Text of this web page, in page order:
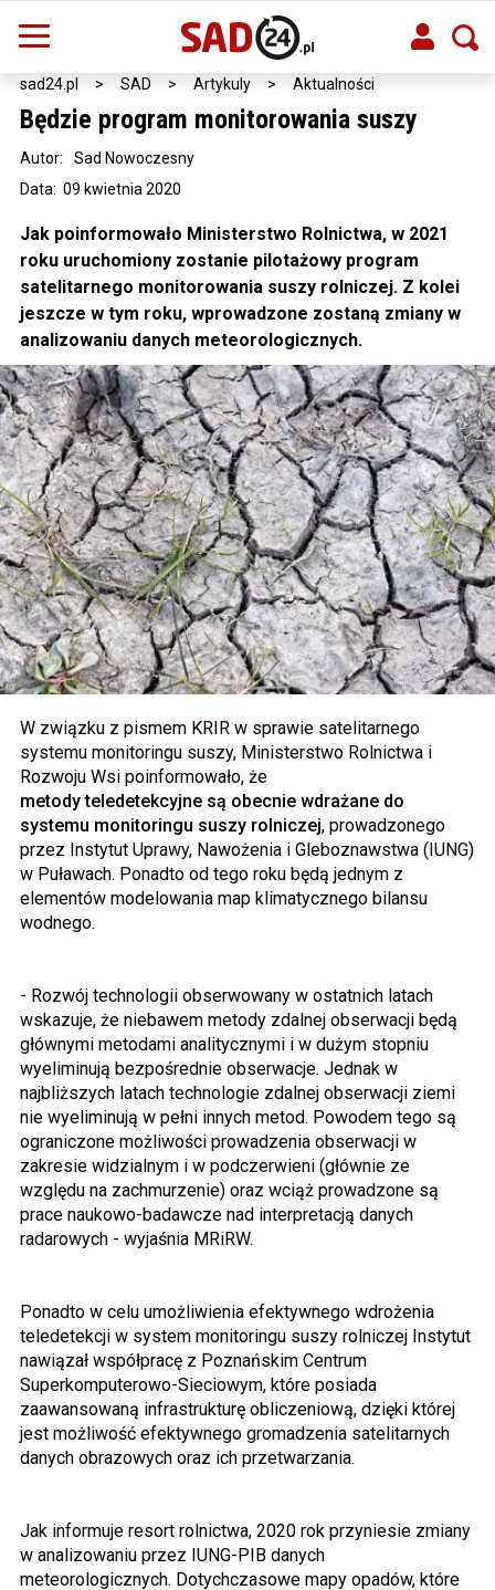
sad24.pl > SAD > Artykuly > Aktualności
Będzie program monitorowania suszy
Data: 09 kwietnia 2020
Autor: Sad Nowoczesny
Jak poinformowało Ministerstwo Rolnictwa, w 2021
roku uruchomiony zostanie pilotażowy program
satelitarnego monitorowania suszy rolniczej. Z kolei
jeszcze w tym roku, wprowadzone zostaną zmiany w
analizowaniu danych meteorologicznych.
W związku z pismem KRIR w sprawie satelitarnego
systemu monitoringu suszy, Ministerstwo Rolnictwa i
Rozwoju Wsi poinformowało, że
metody teledetekcyjne są obecnie wdrażane do
systemu monitoringu suszy rolniczej, prowadzonego
przez Instytut Uprawy, Nawożenia i Gleboznawstwa (IUNG)
w Puławach. Ponadto od tego roku będą jednym z
elementów modelowania map klimatycznego bilansu
wodnego.
- Rozwój technologii obserwowany w ostatnich latach
wskazuje, że niebawem metody zdalnej obserwacji będą
głównymi metodami analitycznymi i w dużym stopniu
wyeliminują bezpośrednie obserwacje. Jednak w
najbliższych latach technologie zdalnej obserwacji ziemi
nie wyeliminują w pełni innych metod. Powodem tego są
ograniczone możliwości prowadzenia obserwacji w
zakresie widzialnym i w podczerwieni (głównie ze
względu na zachmurzenie) oraz wciąż prowadzone są
prace naukowo-badawcze nad interpretacją danych
radarowych - wyjaśnia MRiRW.
Ponadto w celu umożliwienia efektywnego wdrożenia
teledetekcji w system monitoringu suszy rolniczej Instytut
nawiązał współpracę z Poznańskim Centrum
Superkomputerowo-Sieciowym, które posiada
zaawansowaną infrastrukturę obliczeniową, dzięki której
jest możliwość efektywnego gromadzenia satelitarnych
danych obrazowych oraz ich przetwarzania.
Jak informuje resort rolnictwa, 2020 rok przyniesie zmiany
w analizowaniu przez IUNG-PIB danych
meteorologicznych. Dotychczasowe mapy opadów, które